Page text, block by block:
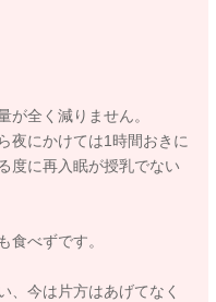
が全く減りません。
夜にかけては1時間おきに
度に再入眠が授乳でない
食べずです。
、今は片方はあげてなく